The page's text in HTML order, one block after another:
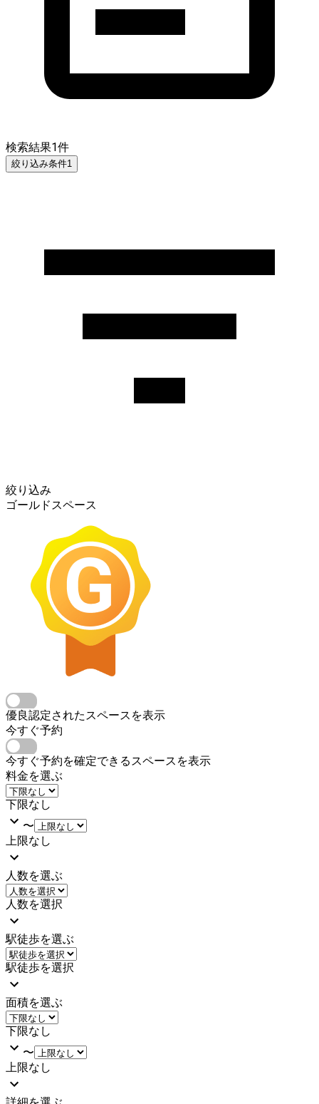
検索結果1件
絞り込み条件1
絞り込み
ゴールドスペース
優良認定されたスペースを表示
今すぐ予約
今すぐ予約を確定できるスペースを表示
料金を選ぶ
下限なし
〜
上限なし
人数を選ぶ
人数を選択
駅徒歩を選ぶ
駅徒歩を選択
面積を選ぶ
下限なし
〜
上限なし